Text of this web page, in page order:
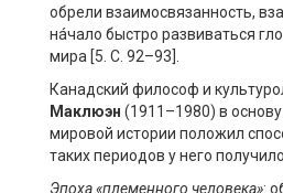
обрели взаимосвязанность,
нáчало быстро развиваться
мира [5. С. 92–93].
Канадский философ и
Маклюэн (1911–1980) в
мировой истории положил
таких периодов у него
Эпоха «племенного человека»: